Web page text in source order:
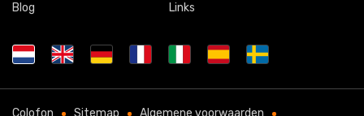
Blog
Links
Colofon Sitemap Algemene voorwaarden